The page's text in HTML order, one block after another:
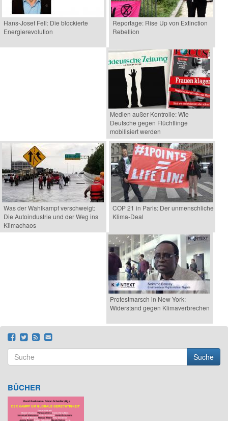
Hans-Josef Fell: Die blockierte
Energierevolution
Reportage: Rise Up von Extinction
Rebellion
Medien außer Kontrolle: Wie
Deutsche gegen Flüchtlinge
mobilisiert werden
Was der Wahlkampf verschweigt:
Die Autoindustrie und der Weg ins
Klimachaos
COP 21 in Paris: Der unmenschliche
Klima-Deal
Protestmarsch in New York:
Widerstand gegen Klimaverbrechen
Suchformular
Suche
BÜCHER